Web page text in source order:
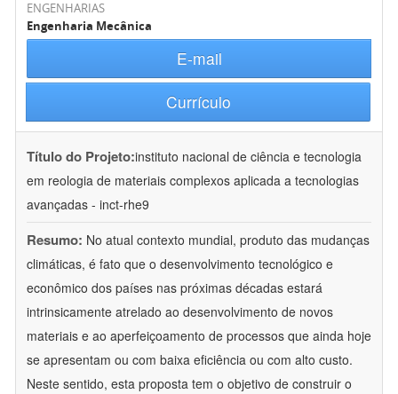
ENGENHARIAS
Engenharia Mecânica
E-mail
Currículo
Título do Projeto:instituto nacional de ciência e tecnologia
em reologia de materiais complexos aplicada a tecnologias
avançadas - inct-rhe9
Resumo: No atual contexto mundial, produto das mudanças
climáticas, é fato que o desenvolvimento tecnológico e
econômico dos países nas próximas décadas estará
intrinsicamente atrelado ao desenvolvimento de novos
materiais e ao aperfeiçoamento de processos que ainda hoje
se apresentam ou com baixa eficiência ou com alto custo.
Neste sentido, esta proposta tem o objetivo de construir o